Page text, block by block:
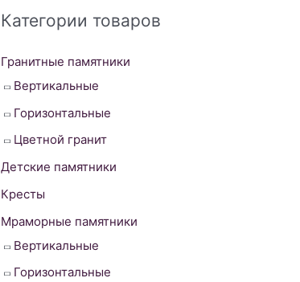
r
h
o
:
Категории товаров
Гранитные памятники
Вертикальные
Горизонтальные
Цветной гранит
Детские памятники
Кресты
Мраморные памятники
Вертикальные
Горизонтальные